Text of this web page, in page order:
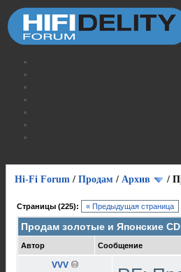
Hi-Fi Forum / Продам / Архив /
Страницы (225): « Предыдущая страница
Продам золотые и Японские CD
Автор Сообщение
VVV